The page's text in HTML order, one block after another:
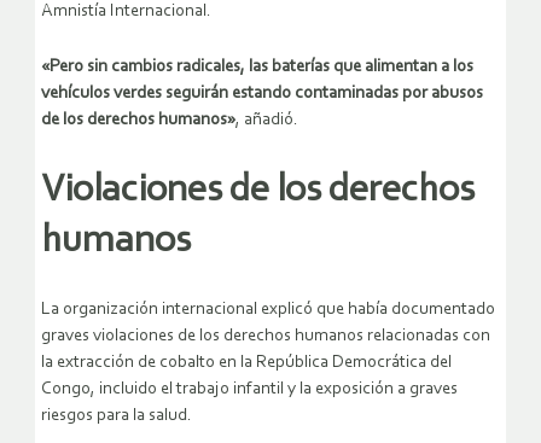
Amnistía Internacional.
«Pero sin cambios radicales, las baterías que alimentan a los
vehículos verdes seguirán estando contaminadas por abusos
de los derechos humanos», añadió.
Violaciones de los derechos
humanos
La organización internacional explicó que había documentado
graves violaciones de los derechos humanos relacionadas con
la extracción de cobalto en la República Democrática del
Congo, incluido el trabajo infantil y la exposición a graves
riesgos para la salud.